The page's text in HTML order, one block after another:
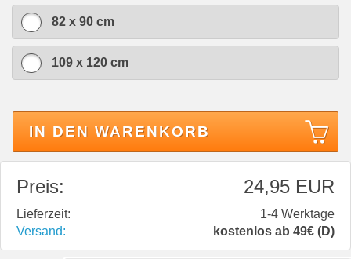
82 x 90 cm
109 x 120 cm
IN DEN WARENKORB
Preis: 24,95 EUR
Lieferzeit:
1-4 Werktage
Versand:
kostenlos ab 49€ (D)